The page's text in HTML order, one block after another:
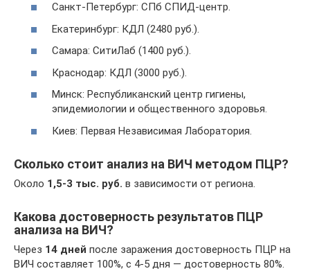
Санкт-Петербург: СПб СПИД-центр.
Екатеринбург: КДЛ (2480 руб.).
Самара: СитиЛаб (1400 руб.).
Краснодар: КДЛ (3000 руб.).
Минск: Республиканский центр гигиены,
эпидемиологии и общественного здоровья.
Киев: Первая Независимая Лаборатория.
Сколько стоит анализ на ВИЧ методом ПЦР?
Около 1,5-3 тыс. руб. в зависимости от региона.
Какова достоверность результатов ПЦР
анализа на ВИЧ?
Через 14 дней после заражения достоверность ПЦР на
ВИЧ составляет 100%, с 4-5 дня — достоверность 80%.